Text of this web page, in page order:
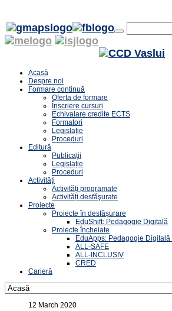
Acasă
Despre noi
Formare continuă
Oferta de formare
Înscriere cursuri
Echivalare credite ECTS
Formatori
Legislație
Proceduri
Editură
Publicații
Legislație
Proceduri
Activități
Activități programate
Activități desfăşurate
Proiecte
Proiecte în desfășurare
EduShift: Pedagogie Digitală
Proiecte încheiate
EduApps: Pedagogie
ALL-SAFE
ALL-INCLUSIV
CRED
Carieră
12 March 2020